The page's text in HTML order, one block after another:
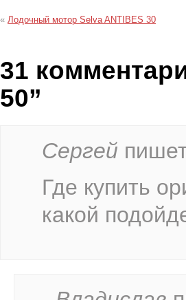
« Лодочный мотор Selva ANTIBES 30
31
50”
Сергей
Где купить
какой